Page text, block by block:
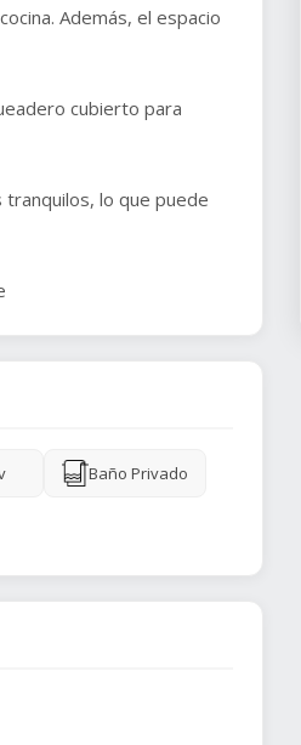
Además, el espacio
cubierto para
lo que puede
Baño Privado